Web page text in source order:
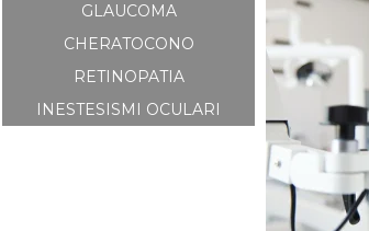
GLAUCOMA
CHERATOCONO
RETINOPATIA
INESTESISMI OCULARI